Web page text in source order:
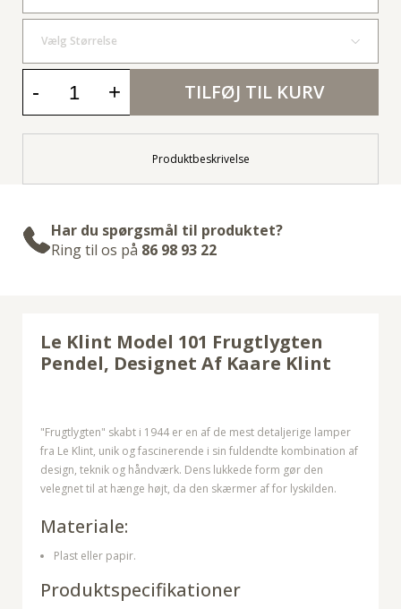
Vælg Størrelse
- + TILFØJ TIL KURV
Produktbeskrivelse
Har du spørgsmål til produktet?
Ring til os på 86 98 93 22
Le Klint Model 101 Frugtlygten
Pendel, Designet Af Kaare Klint
"Frugtlygten" skabt i 1944 er en af de mest detaljerige lamper
fra Le Klint, unik og fascinerende i sin fuldendte kombination af
design, teknik og håndværk. Dens lukkede form gør den
velegnet til at hænge højt, da den skærmer af for lyskilden.
Materiale:
Plast eller papir.
Produktspecifikationer